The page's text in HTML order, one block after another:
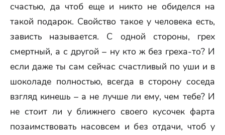
счастью, да чтоб еще и никто не обиделся на
такой подарок. Свойство такое у человека есть,
зависть называется. С одной стороны, грех
смертный, а с другой – ну кто ж без греха-то? И
если даже ты сам сейчас счастливый по уши и в
шоколаде полностью, всегда в сторону соседа
взгляд кинешь – а не лучше ли ему, чем тебе? И
не стоит ли у ближнего своего кусочек фарта
позаимствовать насовсем и без отдачи, чтоб у